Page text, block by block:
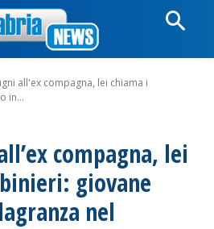
all'ex compagna, lei chiama i
in...
compagna, lei
giovane
nel